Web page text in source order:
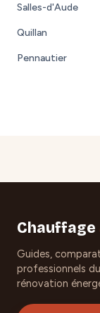
Salles-d'Aude
Quillan
Pennautier
Chauffage
Guides,
professionnels
rénovation